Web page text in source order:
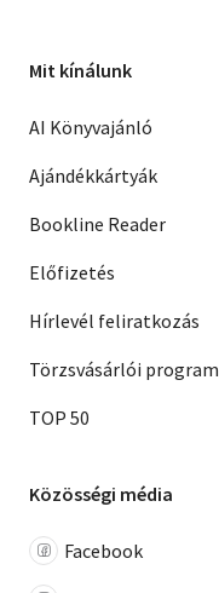
Mit kínálunk
AI Könyvajánló
Ajándékkártyák
Bookline Reader
Előfizetés
Hírlevél feliratkozás
Törzsvásárlói program
TOP 50
Közösségi média
Facebook